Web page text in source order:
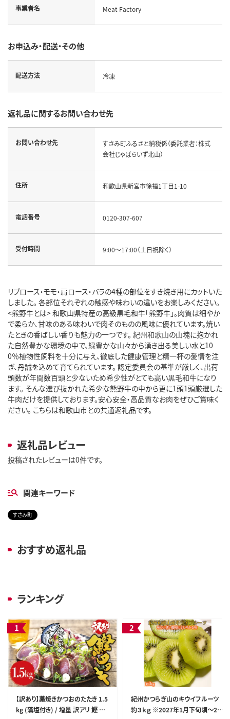
事業者名 Meat Factory
お申込み・配送・その他
配送方法 冷凍
返礼品に関するお問い合わせ先
お問い合わせ先
すさみ町ふるさと納税係（委託業者：株式
会社じゃばらいず北山）
住所 和歌山県新宮市徐福1丁目1-10
電話番号 0120-307-607
受付時間 9:00～17:00（土日祝除く）
リブロース・モモ・肩ロース・バラの4種の部位をすき焼き用にカットいた
しました。 各部位それぞれの触感や味わいの違いをお楽しみください。
<熊野牛とは> 和歌山県特産の高級黒毛和牛「熊野牛」。肉質は細やか
で柔らか、甘味のある味わいで肉そのものの風味に優れています。焼い
たときの香ばしい香りも魅力の一つです。 紀州和歌山の山塊に抱かれ
た自然豊かな環境の中で、緑豊かな山々から湧き出る美しい水と10
0％植物性飼料を十分に与え、徹底した健康管理と精一杯の愛情を注
ぎ、丹誠を込めて育てられています。 認定委員会の基準が厳しく、出荷
頭数が年間数百頭と少ないため希少性がとても高い黒毛和牛になり
ます。 そんな選び抜かれた希少な熊野牛の中から更に1頭1頭厳選した
牛肉だけを提供しております。安心安全・高品質なお肉をぜひご賞味く
ださい。 こちらは和歌山市との共通返礼品です。
返礼品レビュー
投稿されたレビューは0件です。
関連キーワード
すさみ町
おすすめ返礼品
ランキング
【訳あり】藁焼きかつおのたたき 1.5
kg (藻塩付き) / 増量 訳アリ 鰹 カ
紀州かつらぎ山のキウイフルーツ
約３ｋｇ ※2027年1月下旬頃〜2月